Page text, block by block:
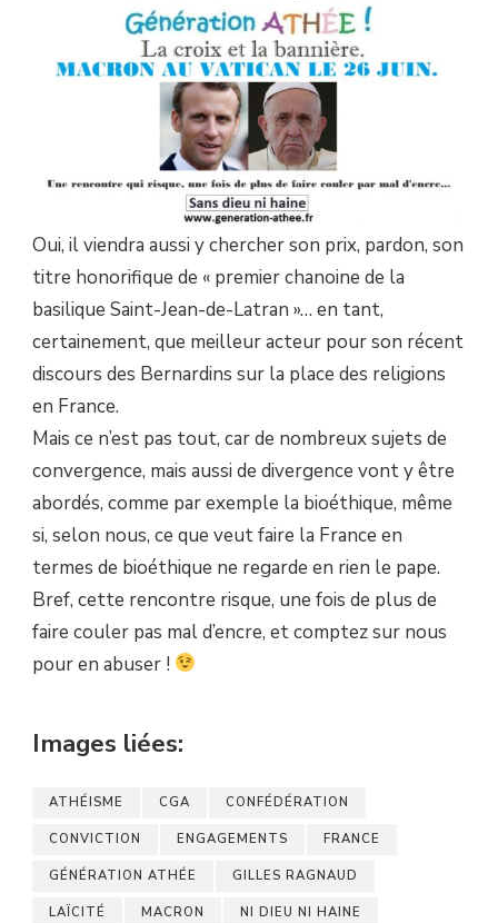
26
JUIN.
Oui, il viendra aussi y chercher son prix, pardon, son
titre honorifique de « premier chanoine de la
basilique Saint-Jean-de-Latran »… en tant,
certainement, que meilleur acteur pour son récent
discours des Bernardins sur la place des religions
en France.
Mais ce n’est pas tout, car de nombreux sujets de
convergence, mais aussi de divergence vont y être
abordés, comme par exemple la bioéthique, même
si, selon nous, ce que veut faire la France en
termes de bioéthique ne regarde en rien le pape.
Bref, cette rencontre risque, une fois de plus de
faire couler pas mal d’encre, et comptez sur nous
pour en abuser !
Images liées:
ATHÉISME CGA CONFÉDÉRATION
CONVICTION ENGAGEMENTS FRANCE
GÉNÉRATION ATHÉE GILLES RAGNAUD
LAÏCITÉ MACRON NI DIEU NI HAINE